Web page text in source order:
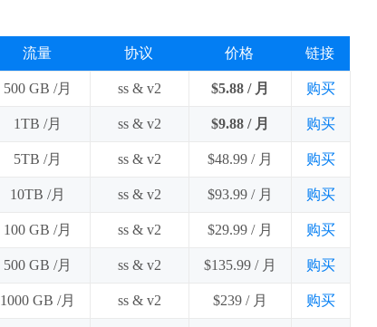
流量 协议 价格 链接
500 GB /月 ss & v2 $5.88 / 月 购买
1TB /月 ss & v2 $9.88 / 月 购买
5TB /月 ss & v2 $48.99 / 月 购买
10TB /月 ss & v2 $93.99 / 月 购买
100 GB /月 ss & v2 $29.99 / 月 购买
500 GB /月 ss & v2 $135.99 / 月 购买
1000 GB /月 ss & v2 $239 / 月 购买